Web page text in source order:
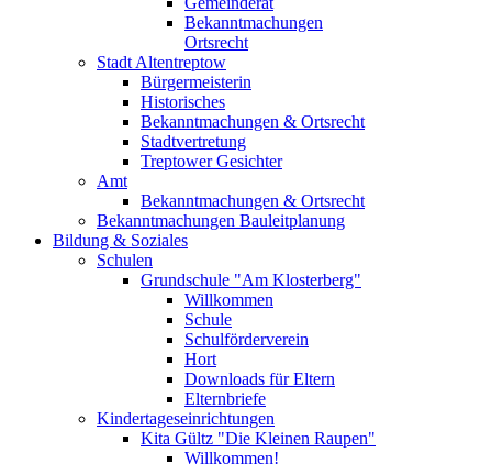
Bekanntmachungen
Ortsrecht
Stadt Altentreptow
Bürgermeisterin
Historisches
Bekanntmachungen & Ortsrecht
Stadtvertretung
Treptower Gesichter
Amt
Bekanntmachungen & Ortsrecht
Bekanntmachungen Bauleitplanung
Bildung & Soziales
Schulen
Grundschule "Am Klosterberg"
Willkommen
Schule
Schulförderverein
Hort
Downloads für Eltern
Elternbriefe
Kindertageseinrichtungen
Kita Gültz "Die Kleinen Raupen"
Willkommen!